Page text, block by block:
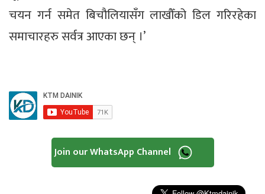
चयन गर्न समेत बिचौलियासँग लाखौँको डिल गरिरहेका
समाचारहरु सर्वत्र आएका छन् ।’
Join our WhatsApp Channel